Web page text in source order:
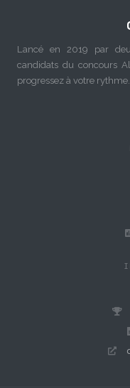
Lancé en 2019 par
candidats du concours
progressez à votre rythme.